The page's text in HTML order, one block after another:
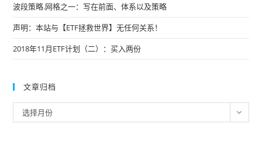
波段策略.网格之一：写在前面、体系以及策略
声明：本站与【ETF拯救世界】无任何关系！
2018年11月ETF计划（二）：买入两份
文章归档
章
选择月份